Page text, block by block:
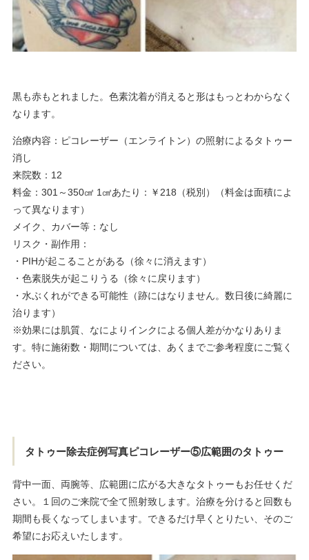
黒も赤もとれました。色素沈着が消えると形はもっとわからなく
なります。
治療内容：ピコレーザー（エンライトン）の照射によるタトゥー
消し
来院数：12
料金：301～350㎠ 1㎠あたり：￥218（税別）（料金は面積によ
って異なります）
メイク、カバー等：なし
リスク・副作用：
・PIHが起こることがある（徐々に消えます）
・色素脱失が起こりうる（徐々に戻ります）
・水ぶくれができる可能性（跡にはなりません。数日後に綺麗に
治ります）
※効果には肌質、なによりインクによる個人差がかなりありま
す。特に施術数・期間については、あくまでご参考程度にご覧く
ださい。
タトゥー除去症例写真ピコレーザー⑤広範囲のタトゥー
背中一面、両腕等、広範囲に広がる大きなタトゥーもお任せくだ
さい。１回のご来院で全て照射致します。治療を分けると回数も
期間も長くなってしまいます。できるだけ早くとりたい、そのご
希望にお応えいたします。